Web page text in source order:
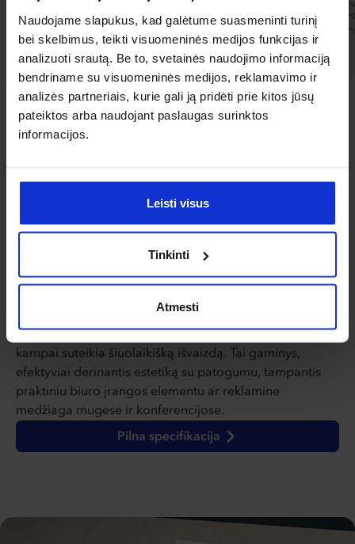
Naudojame slapukus, kad galėtume suasmeninti turinį
bei skelbimus, teikti visuomeninės medijos funkcijas ir
analizuoti srautą. Be to, svetainės naudojimo informaciją
bendriname su visuomeninės medijos, reklamavimo ir
analizės partneriais, kurie gali ją pridėti prie kitos jūsų
pateiktos arba naudojant paslaugas surinktos
informacijos.
Leisti visus
Tinkinti
Atmesti
REIKALINGAS KIEKVIENOJE PRAMONĖS ŠAKOJE
Įmonės užrašų knygelės
priemonė
Sąsiuviniai be dangtelio – universali reklaminė
plačių personalizavimo galimybių – nuo formato iki
spausdinimo – galite jas pritaikyti savo prekės ženklo
kampai suteikia šiuolaikišką išvaizdą. Tai gaminys,
efektyviai derinantis estetiką su patogumu, tampantis
praktiniu biuro įrangos elementu ar reklamine
medžiaga mugėse ir konferencijose.
Pilna specifikacija